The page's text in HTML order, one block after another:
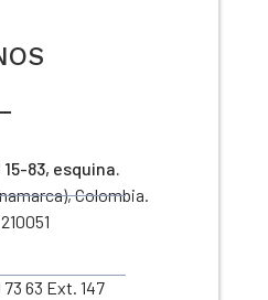
15-83, esquina.
Colombia.
73 63 Ext. 147